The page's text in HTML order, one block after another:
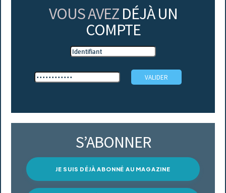
VOUS AVEZ DÉJÀ UN
COMPTE
S’ABONNER
JE SUIS DÉJÀ ABONNÉ AU MAGAZINE